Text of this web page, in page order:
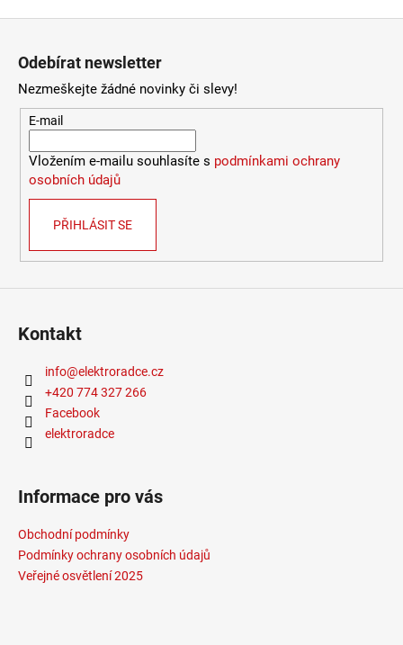
Odebírat newsletter
Nezmeškejte žádné novinky či slevy!
E-mail
Vložením e-mailu souhlasíte s podmínkami ochrany
osobních údajů
PŘIHLÁSIT SE
Kontakt
info@elektroradce.cz
+420 774 327 266
Facebook
elektroradce
Informace pro vás
Obchodní podmínky
Podmínky ochrany osobních údajů
Veřejné osvětlení 2025